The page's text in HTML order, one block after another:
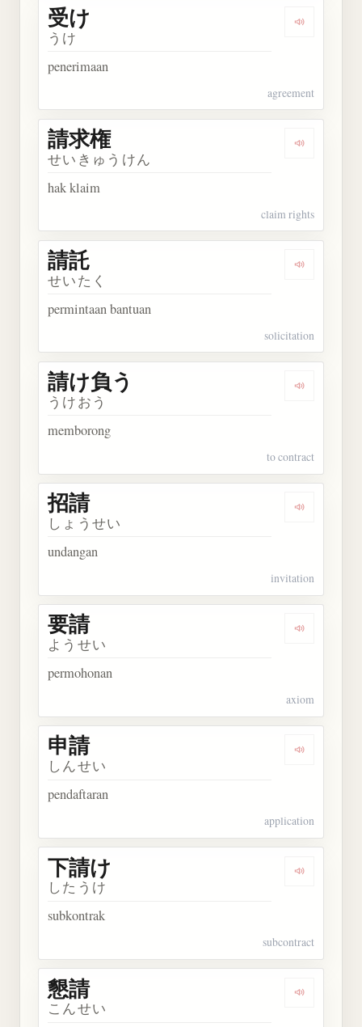
Dengarkan
受け
うけ
penerimaan
agreement
Dengarkan
請求権
せいきゅうけん
hak klaim
claim rights
Dengarkan
請託
せいたく
permintaan bantuan
solicitation
Dengarkan
請け負う
うけおう
memborong
to contract
Dengarkan
招請
しょうせい
undangan
invitation
Dengarkan
要請
ようせい
permohonan
axiom
Dengarkan
申請
しんせい
pendaftaran
application
Dengarkan
下請け
したうけ
subkontrak
subcontract
Dengarkan
懇請
こんせい